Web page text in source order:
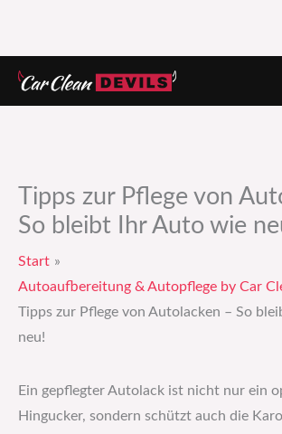
Zum
Inhalt
Tipps zur Pflege von
So bleibt Ihr Auto wie
Start
Autoaufbereitung & Autopflege by Car
Tipps zur Pflege von Autolacken – So
neu!
Ein gepflegter Autolack ist nicht nur ein
Hingucker, sondern schützt auch die